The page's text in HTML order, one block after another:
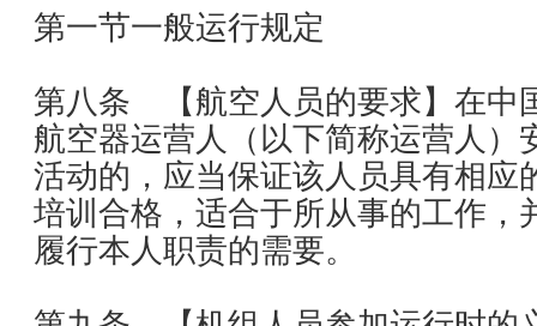
第一节一般运行规定
第八条 【航空人员的要求】在中
航空器运营人（以下简称运营人）
活动的，应当保证该人员具有相应
培训合格，适合于所从事的工作，
履行本人职责的需要。